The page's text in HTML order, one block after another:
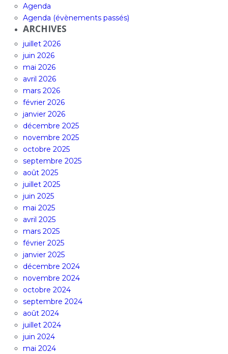
Agenda
Agenda (évènements passés)
ARCHIVES
juillet 2026
juin 2026
mai 2026
avril 2026
mars 2026
février 2026
janvier 2026
décembre 2025
novembre 2025
octobre 2025
septembre 2025
août 2025
juillet 2025
juin 2025
mai 2025
avril 2025
mars 2025
février 2025
janvier 2025
décembre 2024
novembre 2024
octobre 2024
septembre 2024
août 2024
juillet 2024
juin 2024
mai 2024